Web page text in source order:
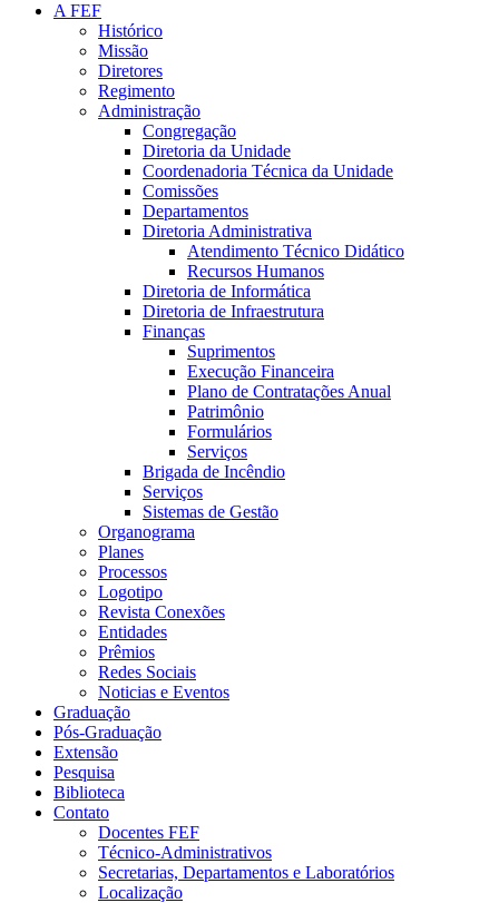
A FEF
Histórico
Missão
Diretores
Regimento
Administração
Congregação
Diretoria da Unidade
Coordenadoria Técnica da Unidade
Comissões
Departamentos
Diretoria Administrativa
Atendimento Técnico Didático
Recursos Humanos
Diretoria de Informática
Diretoria de Infraestrutura
Finanças
Suprimentos
Execução Financeira
Plano de Contratações Anual
Patrimônio
Formulários
Serviços
Brigada de Incêndio
Serviços
Sistemas de Gestão
Organograma
Planes
Processos
Logotipo
Revista Conexões
Entidades
Prêmios
Redes Sociais
Noticias e Eventos
Graduação
Pós-Graduação
Extensão
Pesquisa
Biblioteca
Contato
Docentes FEF
Técnico-Administrativos
Secretarias, Departamentos e Laboratórios
Localização